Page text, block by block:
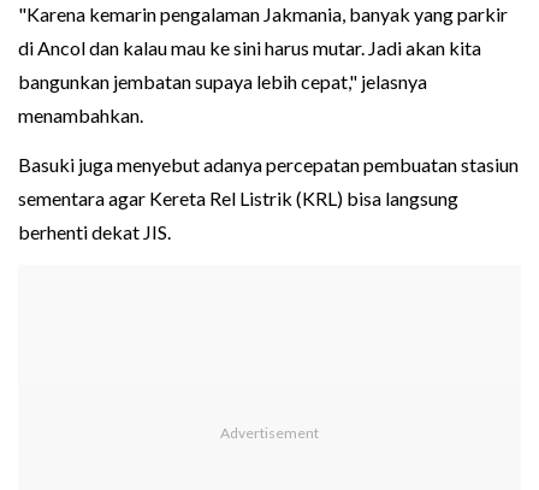
"Karena kemarin pengalaman Jakmania, banyak yang parkir
di Ancol dan kalau mau ke sini harus mutar. Jadi akan kita
bangunkan jembatan supaya lebih cepat," jelasnya
menambahkan.
Basuki juga menyebut adanya percepatan pembuatan stasiun
sementara agar Kereta Rel Listrik (KRL) bisa langsung
berhenti dekat JIS.